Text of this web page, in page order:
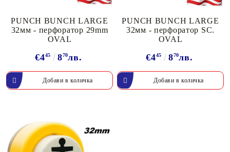
PUNCH BUNCH LARGE
32мм - перфоратор 29mm
OVAL
€445 870лв.
PUNCH BUNCH LARGE
32мм - перфоратор SC.
OVAL
€445 870лв.